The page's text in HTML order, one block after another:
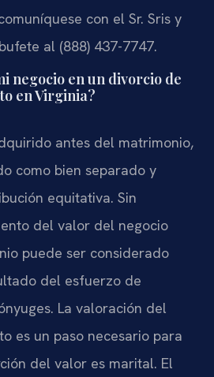
con el Sr. Sris y
al (888) 437-7747.
negocio en un divorcio de
en Virginia?
antes del matrimonio,
como bien separado y
equitativa. Sin
del valor del negocio
puede ser considerado
del esfuerzo de
La valoración del
es un paso necesario para
del valor es marital. El